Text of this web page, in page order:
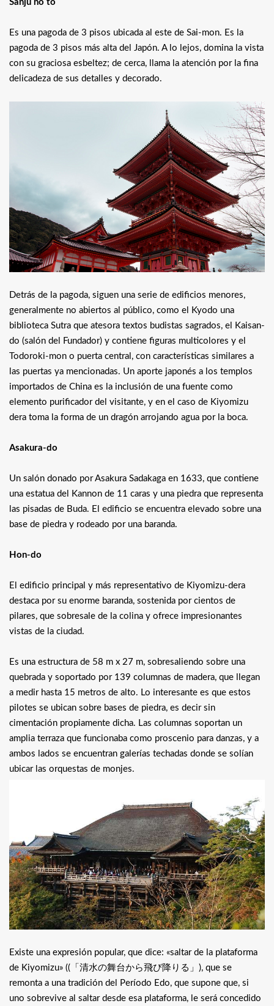
Sanju no to
Es una pagoda de 3 pisos ubicada al este de Sai-mon. Es la
pagoda de 3 pisos más alta del Japón. A lo lejos, domina la vista
con su graciosa esbeltez; de cerca, llama la atención por la fina
delicadeza de sus detalles y decorado.
Detrás de la pagoda, siguen una serie de edificios menores,
generalmente no abiertos al público, como el Kyodo una
biblioteca Sutra que atesora textos budistas sagrados, el Kaisan-
do (salón del Fundador) y contiene figuras multicolores y el
Todoroki-mon o puerta central, con características similares a
las puertas ya mencionadas. Un aporte japonés a los templos
importados de China es la inclusión de una fuente como
elemento purificador del visitante, y en el caso de Kiyomizu
dera toma la forma de un dragón arrojando agua por la boca.
Asakura-do
Un salón donado por Asakura Sadakaga en 1633, que contiene
una estatua del Kannon de 11 caras y una piedra que representa
las pisadas de Buda. El edificio se encuentra elevado sobre una
base de piedra y rodeado por una baranda.
Hon-do
El edificio principal y más representativo de Kiyomizu-dera
destaca por su enorme baranda, sostenida por cientos de
pilares, que sobresale de la colina y ofrece impresionantes
vistas de la ciudad.
Es una estructura de 58 m x 27 m, sobresaliendo sobre una
quebrada y soportado por 139 columnas de madera, que llegan
a medir hasta 15 metros de alto. Lo interesante es que estos
pilotes se ubican sobre bases de piedra, es decir sin
cimentación propiamente dicha. Las columnas soportan un
amplia terraza que funcionaba como proscenio para danzas, y a
ambos lados se encuentran galerías techadas donde se solían
ubicar las orquestas de monjes.
Existe una expresión popular, que dice: «saltar de la plataforma
de Kiyomizu» (( 「清水の舞台から飛び降りる」 ), que se
remonta a una tradición del Período Edo, que supone que, si
uno sobrevive al saltar desde esa plataforma, le será concedido